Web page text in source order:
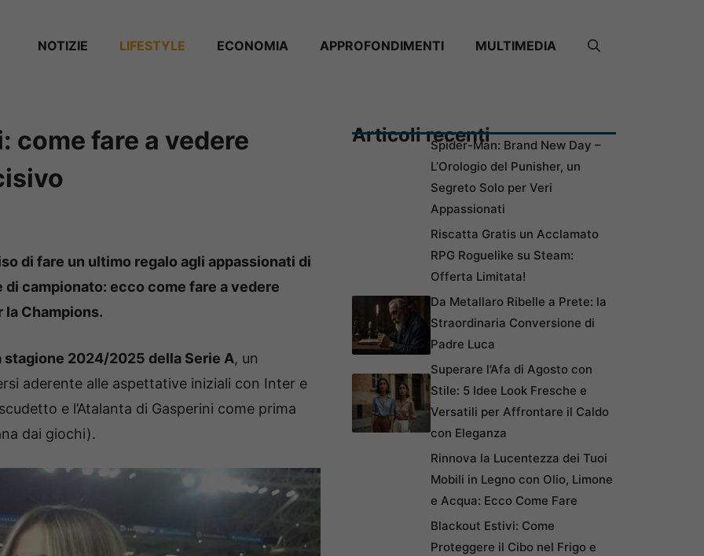
NOTIZIE ⁠⁠LIFESTYLE ECONOMIA APPROFONDIMENTI MULTIMEDIA
come fare a vedere
di fare un ultimo regalo agli appassionati di
campionato: ecco come fare a vedere
Champions.
2024/2025 della Serie A, un
aderente alle aspettative iniziali con Inter e
e l’Atalanta di Gasperini come prima
dai giochi).
Articoli recentiSpider-Man: Brand New Day –
L’Orologio del Punisher, un
Segreto Solo per Veri
Appassionati
Riscatta Gratis un Acclamato
RPG Roguelike su Steam:
Offerta Limitata!
Da Metallaro Ribelle a Prete: la
Straordinaria Conversione di
Padre Luca
Superare l’Afa di Agosto con
Stile: 5 Idee Look Fresche e
Versatili per Affrontare il Caldo
con Eleganza
Rinnova la Lucentezza dei Tuoi
Mobili in Legno con Olio, Limone
e Acqua: Ecco Come Fare
Blackout Estivi: Come
Proteggere il Cibo nel Frigo e